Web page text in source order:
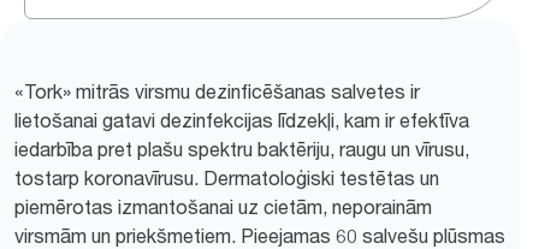
«Tork» mitrās virsmu dezinficēšanas salvetes ir
lietošanai gatavi dezinfekcijas līdzekļi, kam ir efektīva
iedarbība pret plašu spektru baktēriju, raugu un vīrusu,
tostarp koronavīrusu. Dermatoloģiski testētas un
piemērotas izmantošanai uz cietām, neporainām
virsmām un priekšmetiem. Pieejamas 60 salvešu plūsmas